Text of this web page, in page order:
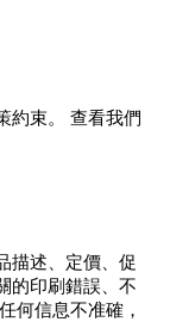
約束。 查看我們
描述、定價、促
的印刷錯誤、不
何信息不准確，